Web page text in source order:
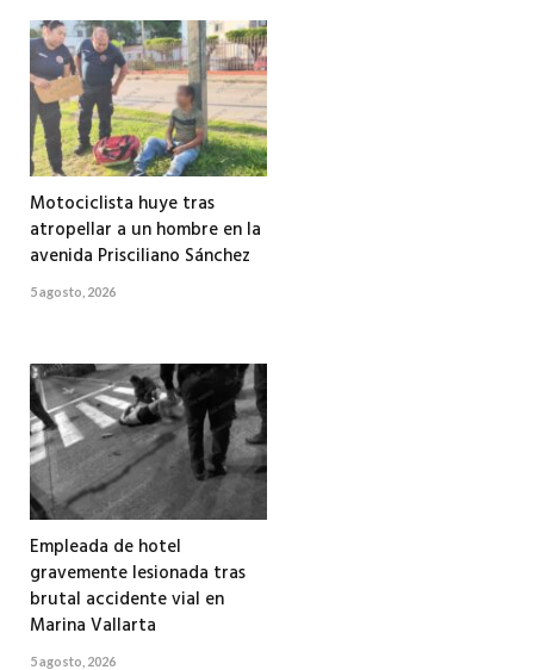
Motociclista huye tras
atropellar a un hombre en la
avenida Prisciliano Sánchez
5 agosto, 2026
Empleada de hotel
gravemente lesionada tras
brutal accidente vial en
Marina Vallarta
5 agosto, 2026